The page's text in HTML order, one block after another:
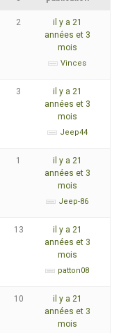
2
il y a 21
années et 3
mois
Vinces
3
il y a 21
années et 3
mois
Jeep44
1
il y a 21
années et 3
mois
Jeep-86
13
il y a 21
années et 3
mois
patton08
10
il y a 21
années et 3
mois